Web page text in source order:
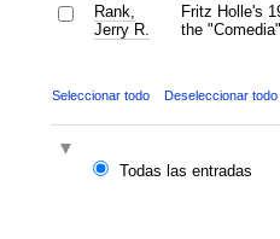
Rank,
Jerry R.
Fritz Holle's
the "Comedia"
Seleccionar todo Deseleccionar todo
Todas las entradas